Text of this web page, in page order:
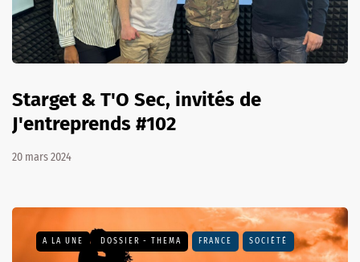
Starget & T'O Sec, invités de
J'entreprends #102
20 mars 2024
A LA UNE DOSSIER - THEMA FRANCE SOCIÉTÉ